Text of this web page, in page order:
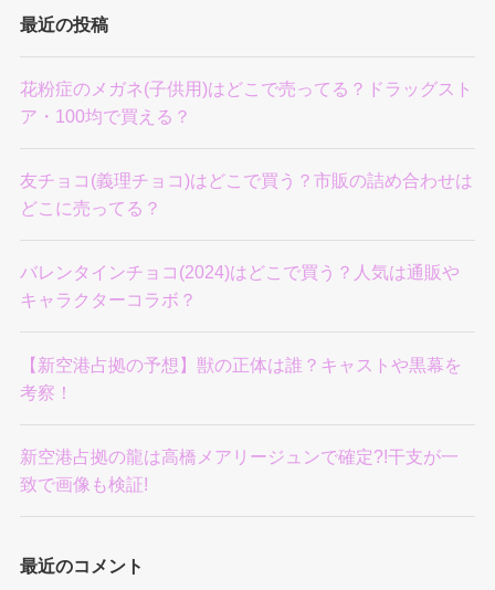
最近の投稿
花粉症のメガネ(子供用)はどこで売ってる？ドラッグスト
ア・100均で買える？
友チョコ(義理チョコ)はどこで買う？市販の詰め合わせは
どこに売ってる？
バレンタインチョコ(2024)はどこで買う？人気は通販や
キャラクターコラボ？
【新空港占拠の予想】獣の正体は誰？キャストや黒幕を
考察！
新空港占拠の龍は高橋メアリージュンで確定?!干支が一
致で画像も検証!
最近のコメント